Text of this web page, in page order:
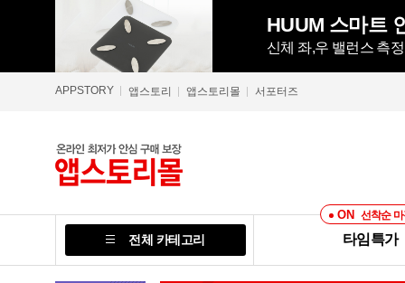
HUUM 스마트
신체 좌,우 밸런스 측
APPSTORY 앱스토리 앱스토리몰 서포터즈
전체 카테고리
ON 선착순
타임특가